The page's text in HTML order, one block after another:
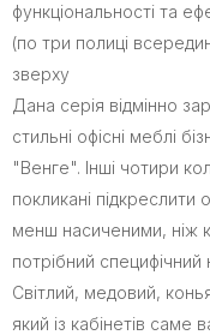
функціональності та
(по три полиці
зверху
Дана серія відмінно
стильні офісні меблі
"Венге". Інші чотири
покликані підкреслити
менш насиченими, ніж
потрібний специфічний
Світлий, медовий,
який із кабінетів саме